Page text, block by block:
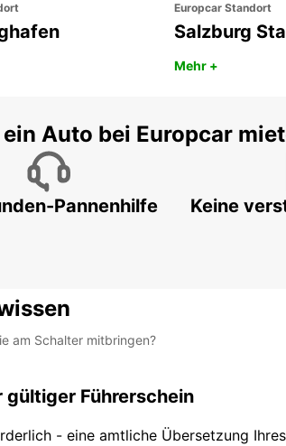
Europcar Standort
Salzburg
Mehr +
Auto bei Europcar
Pannenhilfe Keine
am Schalter mitbringen?
gültiger Führerschein
- eine amtliche Übersetzung